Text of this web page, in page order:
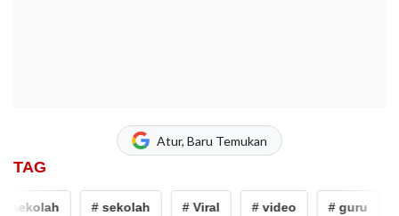
Atur, Baru Temukan
TAG
# sekolah # Viral # video # guru